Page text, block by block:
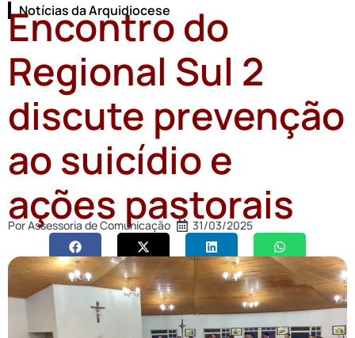
Notícias da Arquidiocese
Encontro do
Regional Sul 2
discute prevenção
ao suicídio e
ações pastorais
PorAssessoria de Comunicação 31/03/2025